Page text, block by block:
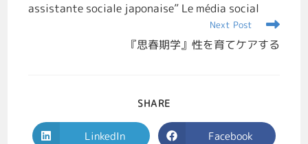
assistante sociale japonaise” Le média social
Next Post
『思春期学』性を育てケアする
SHARE
LinkedIn Facebook